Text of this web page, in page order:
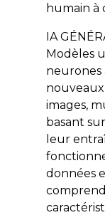
humain à
IA
Modèles
neurones
images,
basant
leur
données